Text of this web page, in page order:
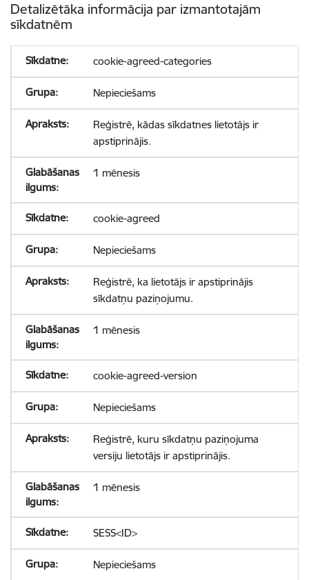
Detalizētāka informācija par izmantotajām
sīkdatnēm
cookie-agreed-categories
Nepieciešams
Reģistrē, kādas sīkdatnes lietotājs ir
apstiprinājis.
1 mēnesis
cookie-agreed
Nepieciešams
Reģistrē, ka lietotājs ir apstiprinājis
sīkdatņu paziņojumu.
1 mēnesis
cookie-agreed-version
Nepieciešams
Reģistrē, kuru sīkdatņu paziņojuma
versiju lietotājs ir apstiprinājis.
1 mēnesis
SESS<ID>
Nepieciešams